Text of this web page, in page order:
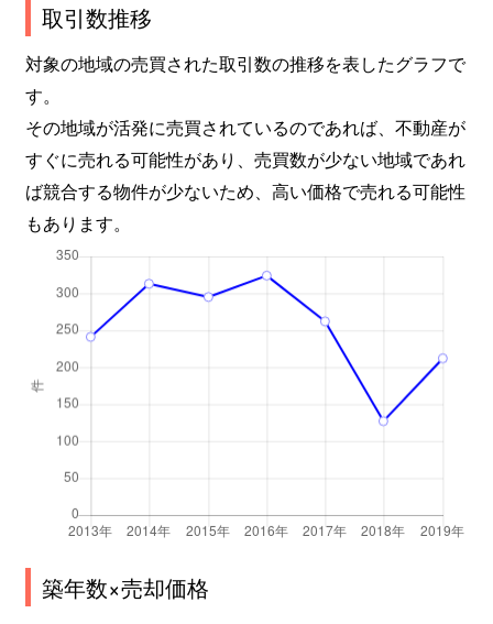
取引数推移
対象の地域の売買された取引数の推移を表したグラフで
す。
その地域が活発に売買されているのであれば、不動産が
すぐに売れる可能性があり、売買数が少ない地域であれ
ば競合する物件が少ないため、高い価格で売れる可能性
もあります。
築年数×売却価格